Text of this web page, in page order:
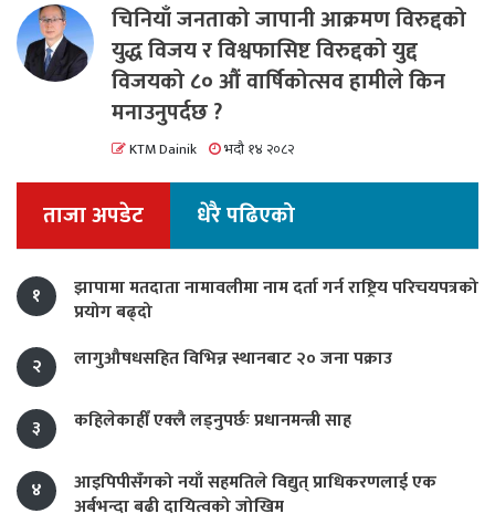
चिनियाँ जनताको जापानी आक्रमण विरुद्दको
युद्ध विजय र विश्वफासिष्ट विरुद्दको युद्द
विजयको ८० औं वार्षिकोत्सव हामीले किन
मनाउनुपर्दछ ?
KTM Dainik भदौ १४ २०८२
ताजा अपडेट धेरै पढिएको
१
झापामा मतदाता नामावलीमा नाम दर्ता गर्न राष्ट्रिय परिचयपत्रको
प्रयोग बढ्दो
२
लागुऔषधसहित विभिन्न स्थानबाट २० जना पक्राउ
३ कहिलेकाहीँ एक्लै लड्नुपर्छः प्रधानमन्त्री साह
४
आइपिपीसँगको नयाँ सहमतिले विद्युत् प्राधिकरणलाई एक
अर्बभन्दा बढी दायित्वको जोखिम